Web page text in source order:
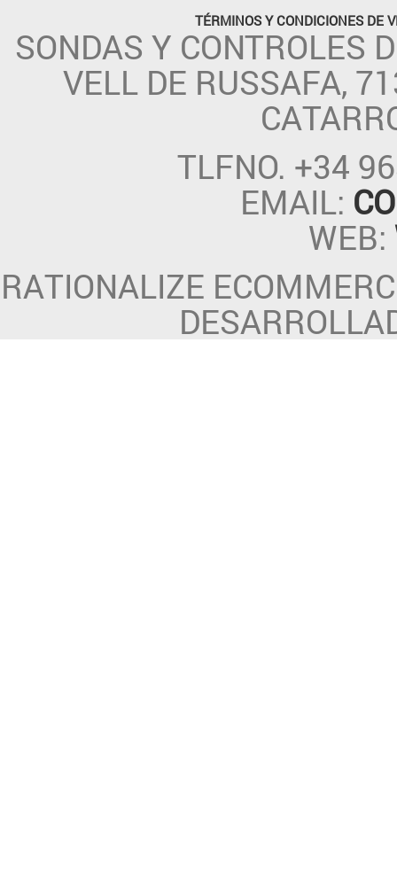
TÉRMINOS Y CONDICIONES DE
SONDAS Y CONTROLES
VELL DE RUSSAFA,
TLFNO. +34
EMAIL:
WEB:
RATIONALIZE